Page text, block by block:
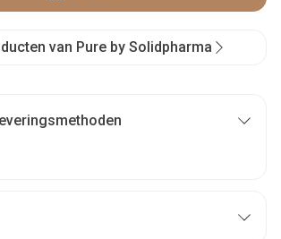
van Pure by Solidpharma